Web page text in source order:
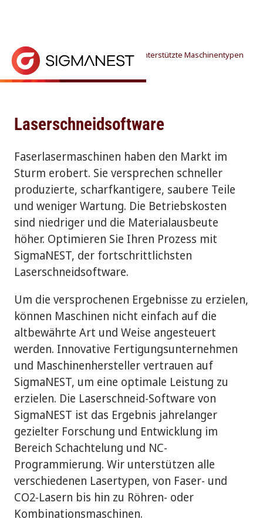
Startseite> Warum SigmaNEST? >
Unterstützte Maschinentypen
> Laserschneid-Software
Laserschneiden
KONTAKTIEREN SIE UNS
Laserschneidsoftware
Faserlasermaschinen haben den Markt im
Sturm erobert. Sie versprechen schneller
produzierte, scharfkantigere, saubere Teile
und weniger Wartung. Die Betriebskosten
sind niedriger und die Materialausbeute
höher. Optimieren Sie Ihren Prozess mit
SigmaNEST, der fortschrittlichsten
Laserschneidsoftware.
Um die versprochenen Ergebnisse zu erzielen,
können Maschinen nicht einfach auf die
altbewährte Art und Weise angesteuert
werden. Innovative Fertigungsunternehmen
und Maschinenhersteller vertrauen auf
SigmaNEST, um eine optimale Leistung zu
erzielen. Die Laserschneid-Software von
SigmaNEST ist das Ergebnis jahrelanger
gezielter Forschung und Entwicklung im
Bereich Schachtelung und NC-
Programmierung. Wir unterstützen alle
verschiedenen Lasertypen, von Faser- und
CO2-Lasern bis hin zu Röhren- oder
Kombinationsmaschinen.